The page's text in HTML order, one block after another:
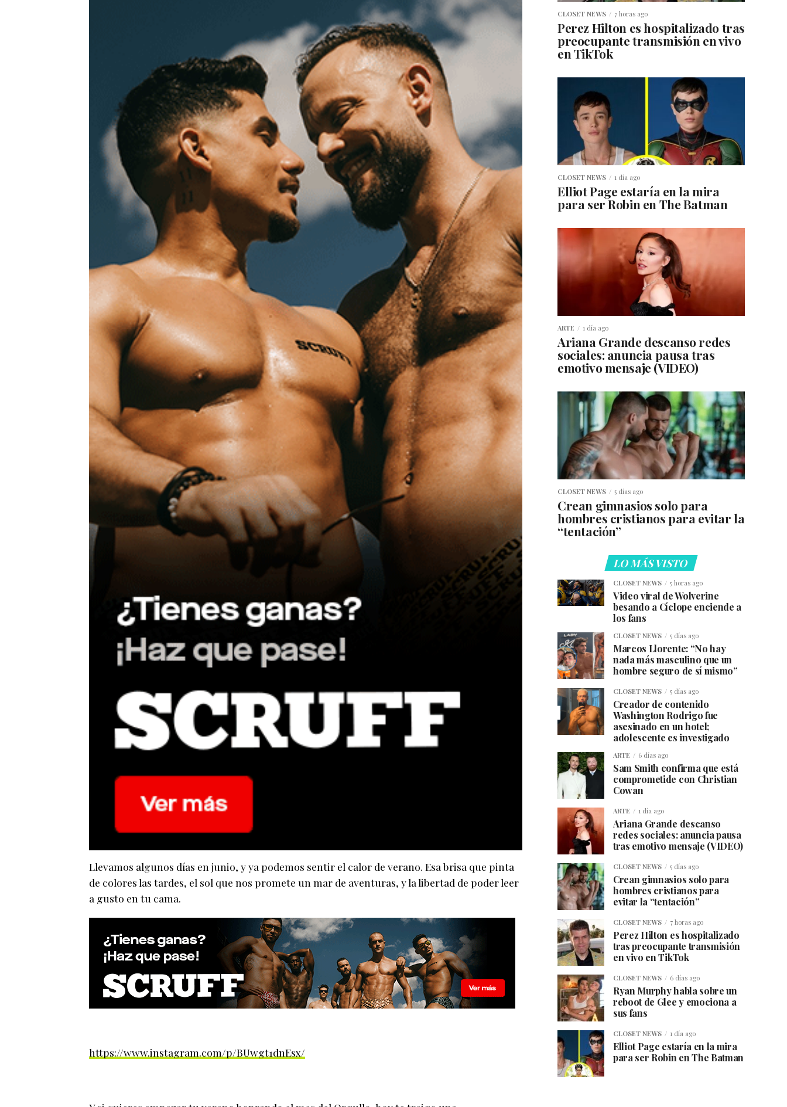
Llevamos algunos días en junio, y ya podemos sentir el calor de verano. Esa brisa que pinta
de colores las tardes, el sol que nos promete un mar de aventuras, y la libertad de poder leer
a gusto en tu cama.
https://www.instagram.com/p/BUwgt1dnEsx/
CLOSET NEWS 7 horas ago
Perez Hilton es hospitalizado tras
preocupante transmisión en vivo
en TikTok
CLOSET NEWS 1 día ago
Elliot Page estaría en la mira
para ser Robin en The Batman
ARTE 1 día ago
Ariana Grande descanso redes
sociales: anuncia pausa tras
emotivo mensaje (VIDEO)
CLOSET NEWS 5 días ago
Crean gimnasios solo para
hombres cristianos para evitar la
“tentación”
LO MÁS VISTO
CLOSET NEWS 5 horas ago
Video viral de Wolverine
besando a Cíclope enciende a
los fans
CLOSET NEWS 5 días ago
Marcos Llorente: “No hay
nada más masculino que un
hombre seguro de sí mismo”
CLOSET NEWS 5 días ago
Creador de contenido
Washington Rodrigo fue
asesinado en un hotel;
adolescente es investigado
ARTE 6 días ago
Sam Smith confirma que está
comprometide con Christian
Cowan
ARTE 1 día ago
Ariana Grande descanso
redes sociales: anuncia pausa
tras emotivo mensaje (VIDEO)
CLOSET NEWS 5 días ago
Crean gimnasios solo para
hombres cristianos para
evitar la “tentación”
CLOSET NEWS 7 horas ago
Perez Hilton es hospitalizado
tras preocupante transmisión
en vivo en TikTok
CLOSET NEWS 6 días ago
Ryan Murphy habla sobre un
reboot de Glee y emociona a
sus fans
CLOSET NEWS 1 día ago
Elliot Page estaría en la mira
para ser Robin en The Batman